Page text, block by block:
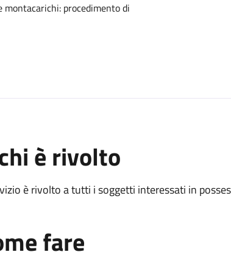
montacarichi: procedimento di
è rivolto
è rivolto a tutti i soggetti interessati in
fare